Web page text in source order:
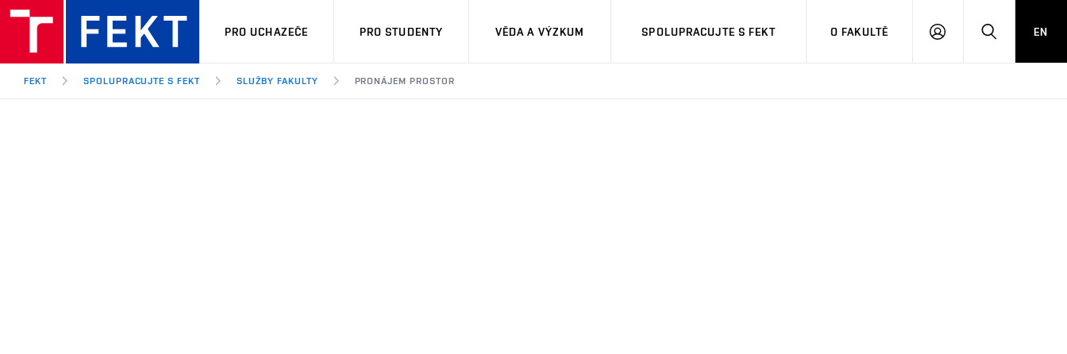
PRO UCHAZEČE PRO STUDENTY VĚDA A VÝZKUM SPOLUPRACUJTE S FEKT O FAKULTĚ
PŘIHLÁSITHLEDAT
EN
FEKT SPOLUPRACUJTE S FEKT SLUŽBY FAKULTY PRONÁJEM PROSTOR